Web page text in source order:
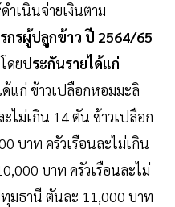
ำเนินจ่ายเงินตาม
กรผู้ปลูกข้าว ปี 2564/65
โดยประกันรายได้แก่
แก่ ข้าวเปลือกหอมมะลิ
ไม่เกิน 14 ตัน ข้าวเปลือก
บาท ครัวเรือนละไม่เกิน
บาท ครัวเรือนละไม่
มธานี ตันละ 11,000 บาท